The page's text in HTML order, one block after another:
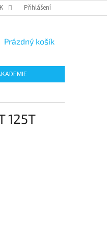
Přihlášení
NÁKUPNÍ
Prázdný košík
125T